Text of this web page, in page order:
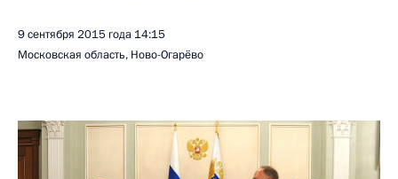
9 сентября 2015 года 14:15
Московская область, Ново-Огарёво